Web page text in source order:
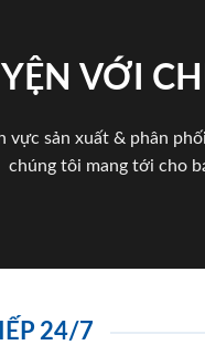
VỚI
sản xuất & phân
chúng tôi mang tới cho
24/7